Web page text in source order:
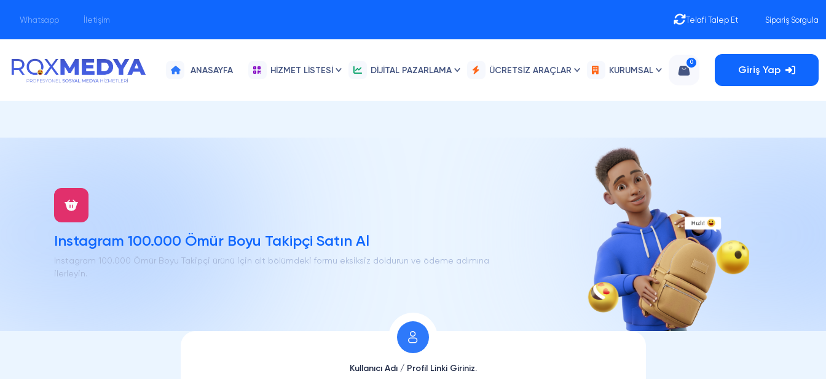
Whatsapp İletişim Telafi Talep Et Sipariş Sorgula
ANASAYFA HIZMET LISTESI DIJITAL PAZARLAMA ÜCRETSIZ ARAÇLAR KURUMSAL
0
Giriş Yap
Instagram 100.000 Ömür Boyu Takipçi Satın Al
Instagram 100.000 Ömür Boyu Takipçi ürünü için alt bölümdeki formu eksiksiz doldurun ve ödeme adımına
ilerleyin.
Kullanıcı Adı / Profil Linki Giriniz.